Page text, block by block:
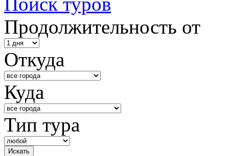
Продолжительность от
Откуда
Куда
Тип тура